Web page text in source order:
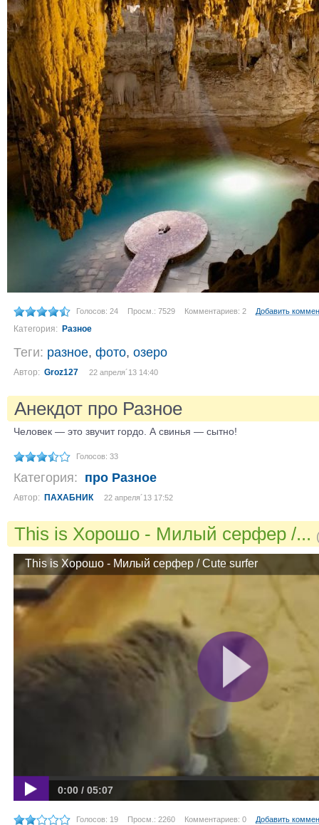
Голосов: 24 Просм.: 7529 Комментариев: 2 Добавить
Категория: Разное
Теги: разное, фото, озеро
Автор: Groz127 22 апреля´13 14:40
Анекдот про Разное
Человек — это звучит гордо. А свинья — сытно!
Голосов: 33
Категория: про Разное
Автор: ПАХАБНИК 22 апреля´13 17:52
This is Хорошо - Милый серфер /...
This is Хорошо - Милый серфер / Сute surfer
0:00 / 05:07
Голосов: 19 Просм.: 2260 Комментариев: 0 Добавить